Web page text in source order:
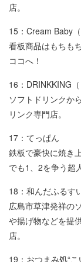
店。
15：Cream Baby
看板商品はもちも
ココへ！
16：DRINKKING（
ソフトドリンクか
リンク専門店。
17：てっぱん
鉄板で豪快に焼き
でも1、2を争う超
18：和んだふるす
広島市草津発祥の
や揚げ物などを提
店。
19：おつまみ処“こ